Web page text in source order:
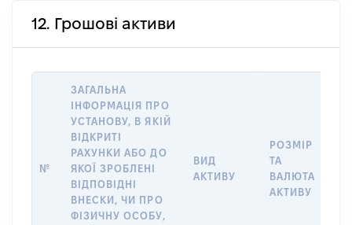
12. Грошові активи
№
ЗАГАЛЬНА
ІНФОРМАЦІЯ ПРО
УСТАНОВУ, В ЯКІЙ
ВІДКРИТІ
РАХУНКИ АБО ДО
ЯКОЇ ЗРОБЛЕНІ
ВІДПОВІДНІ
ВНЕСКИ, ЧИ ПРО
ФІЗИЧНУ ОСОБУ,
ВИД
АКТИВУ
РОЗМІР
ТА
ВАЛЮТА
АКТИВУ